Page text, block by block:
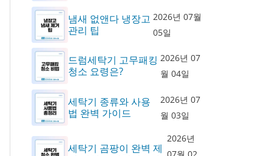
냄새 없앤다 냉장고
관리 팁
2026년 07월
05일
드럼세탁기 고무패킹
청소 요령은?
2026년 07
월 04일
세탁기 종류와 사용
법 완벽 가이드
2026년 07
월 03일
세탁기 곰팡이 완벽 제
2026년